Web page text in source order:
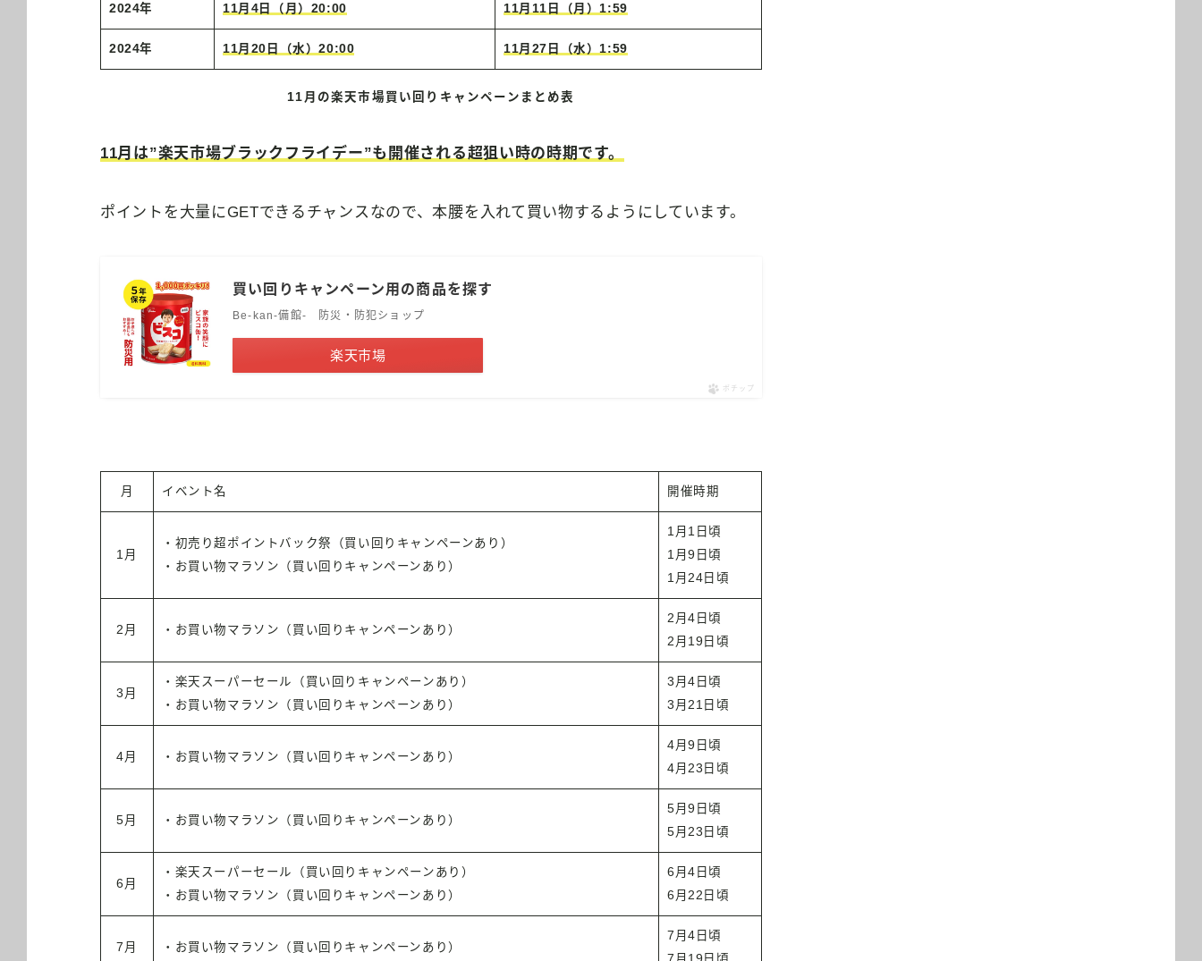
2024年 11月4日（月）20:00 11月11日（月）1:59
2024年 11月20日（水）20:00 11月27日（水）1:59
11月の楽天市場買い回りキャンペーンまとめ表
11月は”楽天市場ブラックフライデー”も開催される超狙い時の時期です。
ポイントを大量にGETできるチャンスなので、本腰を入れて買い物するようにしています。
買い回りキャンペーン用の商品を探す
Be-kan-備館- 防災・防犯ショップ
楽天市場
ポチップ
月 イベント名 開催時期
1月
・初売り超ポイントバック祭（買い回りキャンペーンあり）
・お買い物マラソン（買い回りキャンペーンあり）
1月1日頃
1月9日頃
1月24日頃
2月 ・お買い物マラソン（買い回りキャンペーンあり）
2月4日頃
2月19日頃
3月
・楽天スーパーセール（買い回りキャンペーンあり）
・お買い物マラソン（買い回りキャンペーンあり）
3月4日頃
3月21日頃
4月 ・お買い物マラソン（買い回りキャンペーンあり）
4月9日頃
4月23日頃
5月 ・お買い物マラソン（買い回りキャンペーンあり）
5月9日頃
5月23日頃
6月
・楽天スーパーセール（買い回りキャンペーンあり）
・お買い物マラソン（買い回りキャンペーンあり）
6月4日頃
6月22日頃
7月 ・お買い物マラソン（買い回りキャンペーンあり）
7月4日頃